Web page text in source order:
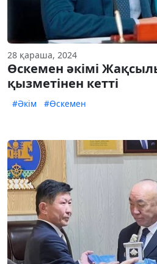
28 қараша, 2024
Өскемен әкімі
қызметінен кетті
#Әкім #Өскемен